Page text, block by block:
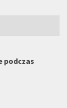
podczas